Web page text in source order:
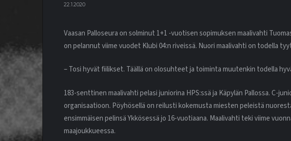
22.1.2020
Vaasan Palloseura on solminut 1+1 -vuotisen sopimuksen maalivahti
on pelannut viime vuodet Klubi 04:n riveissä. Nuori maalivahti on todella
– Tosi hyvät fiilikset. Täällä on olosuhteet ja toiminta muutenkin todella
183-senttinen maalivahti pelasi juniorina HPS:ssä ja Käpylän Pallossa. C-
organisaatioon. Pöyhösellä on reilusti kokemusta miesten peleistä
ensimmäisen pelinsä Ykkösessä jo 16-vuotiaana. Maalivahti teki viime
maajoukkueessa.